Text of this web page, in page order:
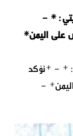
-
على اليمن*
- *نؤكد
-